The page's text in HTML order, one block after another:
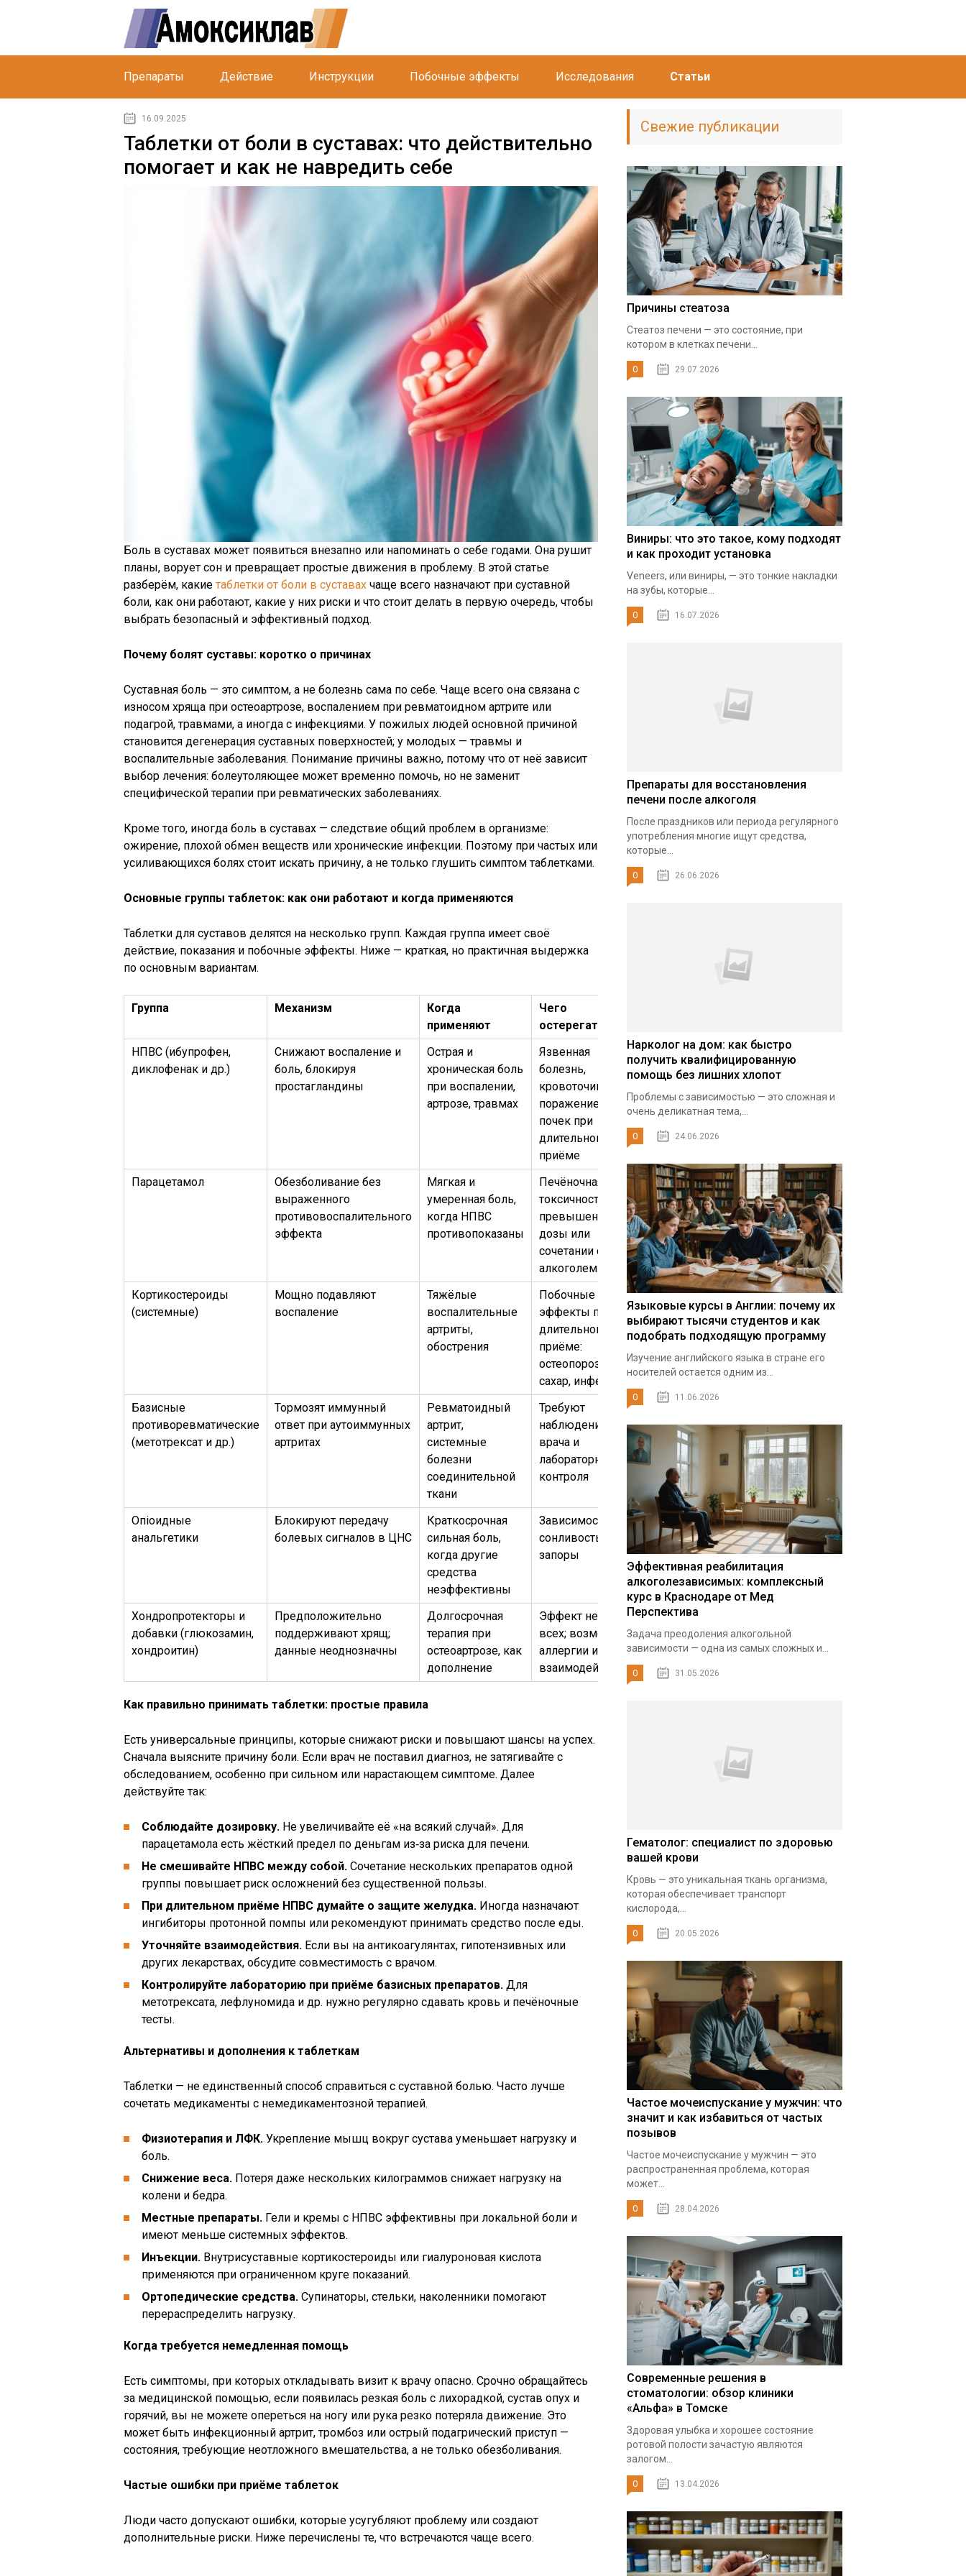
Препараты Действие Инструкции Побочные эффекты Исследования Статьи
16.09.2025
Таблетки от боли в суставах: что действительно
помогает и как не навредить себе
Боль в суставах может появиться внезапно или напоминать о себе годами. Она рушит
планы, ворует сон и превращает простые движения в проблему. В этой статье
разберём, какие таблетки от боли в суставах чаще всего назначают при суставной
боли, как они работают, какие у них риски и что стоит делать в первую очередь, чтобы
выбрать безопасный и эффективный подход.
Почему болят суставы: коротко о причинах
Суставная боль — это симптом, а не болезнь сама по себе. Чаще всего она связана с
износом хряща при остеоартрозе, воспалением при ревматоидном артрите или
подагрой, травмами, а иногда с инфекциями. У пожилых людей основной причиной
становится дегенерация суставных поверхностей; у молодых — травмы и
воспалительные заболевания. Понимание причины важно, потому что от неё зависит
выбор лечения: болеутоляющее может временно помочь, но не заменит
специфической терапии при ревматических заболеваниях.
Кроме того, иногда боль в суставах — следствие общий проблем в организме:
ожирение, плохой обмен веществ или хронические инфекции. Поэтому при частых или
усиливающихся болях стоит искать причину, а не только глушить симптом таблетками.
Основные группы таблеток: как они работают и когда применяются
Таблетки для суставов делятся на несколько групп. Каждая группа имеет своё
действие, показания и побочные эффекты. Ниже — краткая, но практичная выдержка
по основным вариантам.
Группа Механизм
Когда
применяют
Чего
остерегаться
НПВС (ибупрофен,
диклофенак и др.)
Снижают воспаление и
боль, блокируя
простагландины
Острая и
хроническая боль
при воспалении,
артрозе, травмах
Язвенная
болезнь,
кровоточивость,
поражение
почек при
длительном
приёме
Парацетамол
Обезболивание без
выраженного
противовоспалительного
эффекта
Мягкая и
умеренная боль,
когда НПВС
противопоказаны
Печёночная
токсичность при
превышении
дозы или
сочетании с
алкоголем
Кортикостероиды
(системные)
Мощно подавляют
воспаление
Тяжёлые
воспалительные
артриты,
обострения
Побочные
эффекты при
длительном
приёме:
остеопороз,
сахар, инфекции
Базисные
противоревматические
(метотрексат и др.)
Тормозят иммунный
ответ при аутоиммунных
артритах
Ревматоидный
артрит,
системные
болезни
соединительной
ткани
Требуют
наблюдения
врача и
лабораторного
контроля
Опioидные
анальгетики
Блокируют передачу
болевых сигналов в ЦНС
Краткосрочная
сильная боль,
когда другие
средства
неэффективны
Зависимость,
сонливость,
запоры
Хондропротекторы и
добавки (глюкозамин,
хондроитин)
Предположительно
поддерживают хрящ;
данные неоднозначны
Долгосрочная
терапия при
остеоартрозе, как
дополнение
Эффект не у
всех; возможны
аллергии и
взаимодействия
Как правильно принимать таблетки: простые правила
Есть универсальные принципы, которые снижают риски и повышают шансы на успех.
Сначала выясните причину боли. Если врач не поставил диагноз, не затягивайте с
обследованием, особенно при сильном или нарастающем симптоме. Далее
действуйте так:
Соблюдайте дозировку. Не увеличивайте её «на всякий случай». Для
парацетамола есть жёсткий предел по деньгам из‑за риска для печени.
Не смешивайте НПВС между собой. Сочетание нескольких препаратов одной
группы повышает риск осложнений без существенной пользы.
При длительном приёме НПВС думайте о защите желудка. Иногда назначают
ингибиторы протонной помпы или рекомендуют принимать средство после еды.
Уточняйте взаимодействия. Если вы на антикоагулянтах, гипотензивных или
других лекарствах, обсудите совместимость с врачом.
Контролируйте лабораторию при приёме базисных препаратов. Для
метотрексата, лефлуномида и др. нужно регулярно сдавать кровь и печёночные
тесты.
Альтернативы и дополнения к таблеткам
Таблетки — не единственный способ справиться с суставной болью. Часто лучше
сочетать медикаменты с немедикаментозной терапией.
Физиотерапия и ЛФК. Укрепление мышц вокруг сустава уменьшает нагрузку и
боль.
Снижение веса. Потеря даже нескольких килограммов снижает нагрузку на
колени и бедра.
Местные препараты. Гели и кремы с НПВС эффективны при локальной боли и
имеют меньше системных эффектов.
Инъекции. Внутрисуставные кортикостероиды или гиалуроновая кислота
применяются при ограниченном круге показаний.
Ортопедические средства. Супинаторы, стельки, наколенники помогают
перераспределить нагрузку.
Когда требуется немедленная помощь
Есть симптомы, при которых откладывать визит к врачу опасно. Срочно обращайтесь
за медицинской помощью, если появилась резкая боль с лихорадкой, сустав опух и
горячий, вы не можете опереться на ногу или рука резко потеряла движение. Это
может быть инфекционный артрит, тромбоз или острый подагрический приступ —
состояния, требующие неотложного вмешательства, а не только обезболивания.
Частые ошибки при приёме таблеток
Люди часто допускают ошибки, которые усугубляют проблему или создают
дополнительные риски. Ниже перечислены те, что встречаются чаще всего.
Свежие публикации
Причины стеатоза
Стеатоз печени — это состояние, при
котором в клетках печени...
0 29.07.2026
Виниры: что это такое, кому подходят
и как проходит установка
Veneers, или виниры, — это тонкие накладки
на зубы, которые...
0 16.07.2026
Препараты для восстановления
печени после алкоголя
После праздников или периода регулярного
употребления многие ищут средства,
которые...
0 26.06.2026
Нарколог на дом: как быстро
получить квалифицированную
помощь без лишних хлопот
Проблемы с зависимостью — это сложная и
очень деликатная тема,...
0 24.06.2026
Языковые курсы в Англии: почему их
выбирают тысячи студентов и как
подобрать подходящую программу
Изучение английского языка в стране его
носителей остается одним из...
0 11.06.2026
Эффективная реабилитация
алкоголезависимых: комплексный
курс в Краснодаре от Мед
Перспектива
Задача преодоления алкогольной
зависимости — одна из самых сложных и...
0 31.05.2026
Гематолог: специалист по здоровью
вашей крови
Кровь — это уникальная ткань организма,
которая обеспечивает транспорт
кислорода,...
0 20.05.2026
Частое мочеиспускание у мужчин: что
значит и как избавиться от частых
позывов
Частое мочеиспускание у мужчин — это
распространенная проблема, которая
может...
0 28.04.2026
Современные решения в
стоматологии: обзор клиники
«Альфа» в Томске
Здоровая улыбка и хорошее состояние
ротовой полости зачастую являются
залогом...
0 13.04.2026